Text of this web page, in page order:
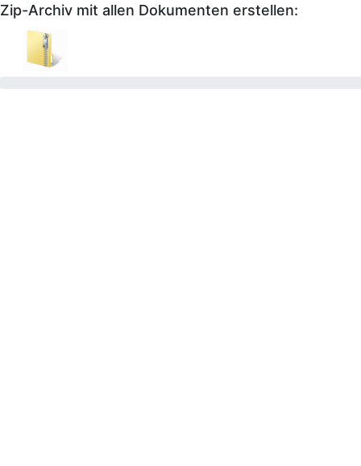
Zip-Archiv mit allen Dokumenten erstellen: